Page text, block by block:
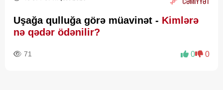
Uşağa qulluğa görə müavinət - Kimlərə
nə qədər ödənilir?
71 0 0